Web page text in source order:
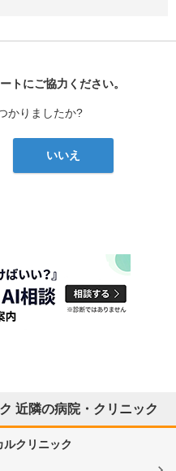
トにご協力ください。
かりましたか?
いいえ
近隣の病院・クリニック
ルクリニック